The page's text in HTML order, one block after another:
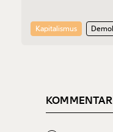
Kronstorf“ Harald
Probleme liegen und
Kapitalismus